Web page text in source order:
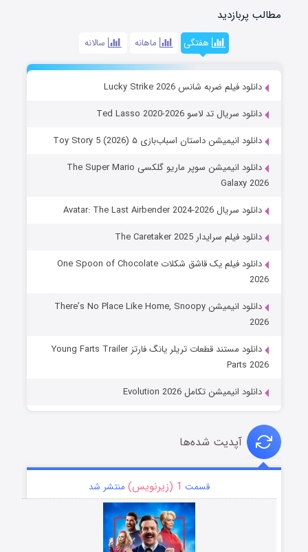
مطالب پربازدید
هفتگی ماهانه سالانه
دانلود فیلم ضربه شانس Lucky Strike 2026
دانلود سریال تد لاسو Ted Lasso 2020-2026
دانلود انیمیشن داستان اسباب‌بازی ۵ Toy Story 5 (2026)
دانلود انیمیشن سوپر ماریو گلکسی The Super Mario
Galaxy 2026
دانلود سریال Avatar: The Last Airbender 2024-2026
دانلود فیلم سرایدار The Caretaker 2025
دانلود فیلم یک قاشق شکلات One Spoon of Chocolate
2026
دانلود انیمیشن There’s No Place Like Home, Snoopy
2026
دانلود مستند قطعات تریلر یانگ فارتز Young Farts Trailer
Parts 2026
دانلود انیمیشن تکامل Evolution 2026
آپدیت شده‌ها
قسمت 1 (زیرنویس) منتشر شد